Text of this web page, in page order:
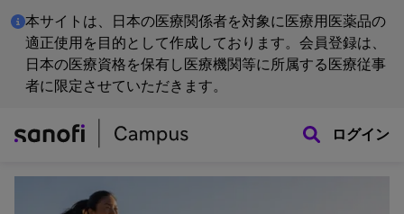
本サイトは、日本の医療関係者を対象に医療用医薬品の
適正使用を目的として作成しております。会員登録は、
日本の医療資格を保有し医療機関等に所属する医療従事
者に限定させていただきます。
ログイン